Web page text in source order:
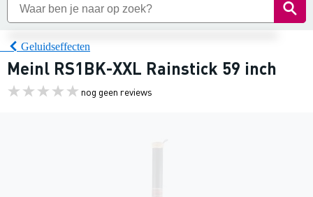
Geluidseffecten
Meinl RS1BK-XXL Rainstick 59 inch
nog geen reviews